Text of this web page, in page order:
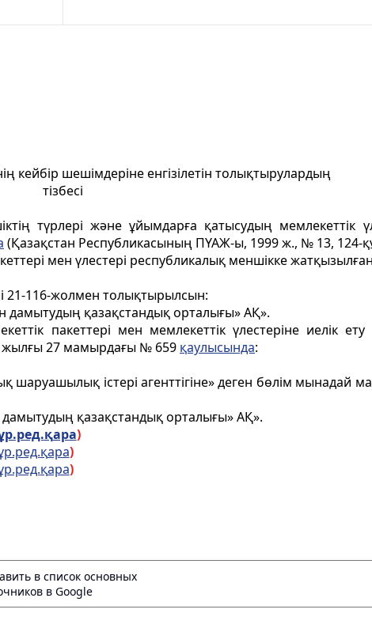
кейбір шешімдеріне енгізілетін толықтырулардың
тізбесі
түрлері және ұйымдарға қатысудың мемлекеттік
(Қазақстан Республикасының ПҮАЖ-ы, 1999 ж., № 13, 124-
мен үлестері республикалық меншікке
21-116-жолмен толықтырылсын:
қазақстандық орталығы» АҚ».
пакеттері мен мемлекеттік үлестеріне иелік
жылғы 27 мамырдағы № 659 қаулысында:
істері агенттігіне» деген бөлім мынадай
қазақстандық орталығы» АҚ».
р.ред.қара)
р.ред.қара)
р.ред.қара)
в список основных
в Google